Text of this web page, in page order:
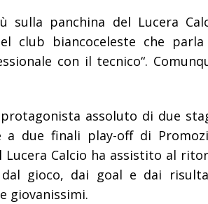
sulla panchina del Lucera
club biancoceleste che
con il tecnico“.
assoluto di due
a due finali play-off di
Calcio ha assistito al
gioco, dai goal e dai
giovanissimi.